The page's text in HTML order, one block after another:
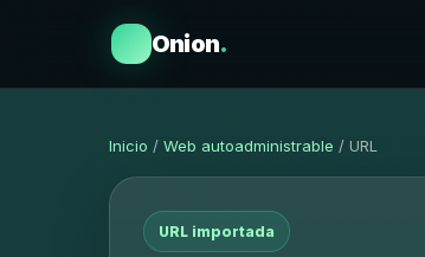
Onion.
Inicio / Web autoadministrable / URL
URL importada